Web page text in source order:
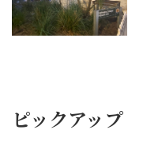
ピックアップ